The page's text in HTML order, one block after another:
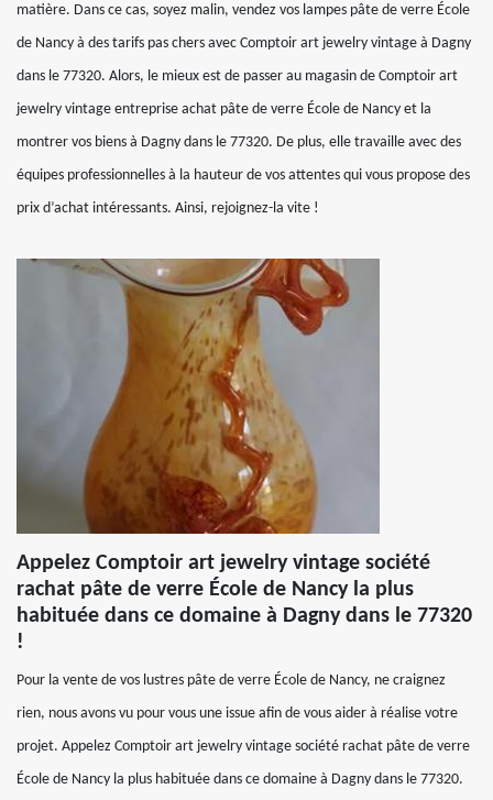
matière. Dans ce cas, soyez malin, vendez vos lampes pâte de verre École
de Nancy à des tarifs pas chers avec Comptoir art jewelry vintage à Dagny
dans le 77320. Alors, le mieux est de passer au magasin de Comptoir art
jewelry vintage entreprise achat pâte de verre École de Nancy et la
montrer vos biens à Dagny dans le 77320. De plus, elle travaille avec des
équipes professionnelles à la hauteur de vos attentes qui vous propose des
prix d’achat intéressants. Ainsi, rejoignez-la vite !
Appelez Comptoir art jewelry vintage société
rachat pâte de verre École de Nancy la plus
habituée dans ce domaine à Dagny dans le 77320
!
Pour la vente de vos lustres pâte de verre École de Nancy, ne craignez
rien, nous avons vu pour vous une issue afin de vous aider à réalise votre
projet. Appelez Comptoir art jewelry vintage société rachat pâte de verre
École de Nancy la plus habituée dans ce domaine à Dagny dans le 77320.